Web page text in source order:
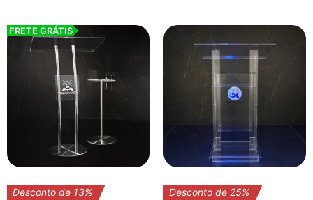
FRETE GRÁTIS
Desconto de 13% Desconto de 25%